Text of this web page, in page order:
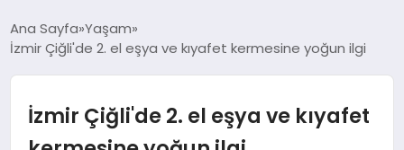
GÜNDEM
Ana Sayfa Yaşam
İzmir Çiğli'de 2. el eşya ve kıyafet kermesine yoğun ilgi
İzmir Çiğli'de 2. el eşya ve kıyafet